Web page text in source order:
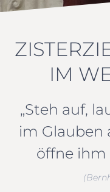
IM
„Steh auf,
im Glauben
öffne ihm